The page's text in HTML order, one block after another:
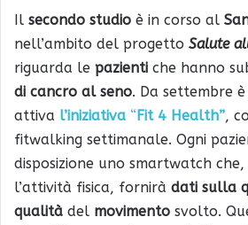
Il secondo studio è in corso al
nell’ambito del progetto Salute
riguarda le pazienti che hanno
di cancro al seno. Da settembre è
attiva l’iniziativa “Fit 4 Health”,
fitwalking settimanale. Ogni
disposizione uno smartwatch
l’attività fisica, fornirà dati sulla
qualità del movimento svolto.